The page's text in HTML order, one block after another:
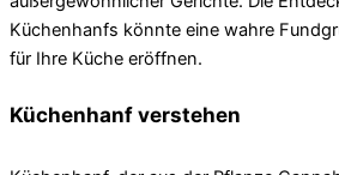
Küchenhanfs könnte eine wahre
für Ihre Küche eröffnen.
Küchenhanf verstehen